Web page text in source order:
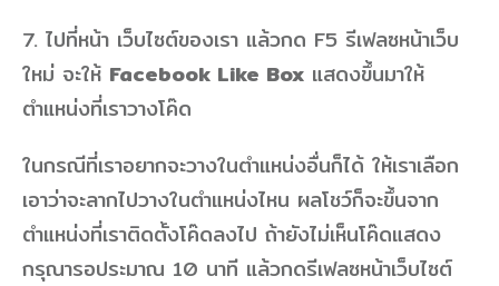
7. ไปที่หน้า เว็บไซต์ของเรา แล้วกด F5 รีเฟลซหน้าเว็บ
ใหม่ จะให้ Facebook Like Box แสดงขึ้นมาให้
ตำแหน่งที่เราวางโค๊ด
ในกรณีที่เราอยากจะวางในตำแหน่งอื่นก็ได้ ให้เราเลือก
เอาว่าจะลากไปวางในตำแหน่งไหน ผลโชว์ก็จะขึ้นจาก
ตำแหน่งที่เราติดตั้งโค๊ดลงไป ถ้ายังไม่เห็นโค๊ดแสดง
กรุณารอประมาณ 10 นาที แล้วกดรีเฟลซหน้าเว็บไซต์